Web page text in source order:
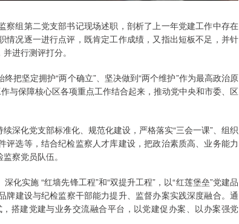
组第二党支部书记现场述职，剖析了上一年党建工作中存在
况逐一进行点评，既肯定工作成绩，又指出短板不足，并针
进行测评打分。
把坚定拥护“两个确立”、坚决做到“两个维护”作为最高政治原
与保障核心区各项重点工作结合起来，推动党中央和市委、区
深化党支部标准化、规范化建设，严格落实“三会一课”、组织
选等，结合纪检监察人才库建设，把政治素质高、业务能力
察党员队伍。
化实施 “红墙先锋工程”和“双提升工程”，以“红莲堡垒”党建品
牌建设与纪检监察干部能力提升、监督办案实践深度融合。通
搭建党建与业务交流融合平台，以党建促办案、以办案强党